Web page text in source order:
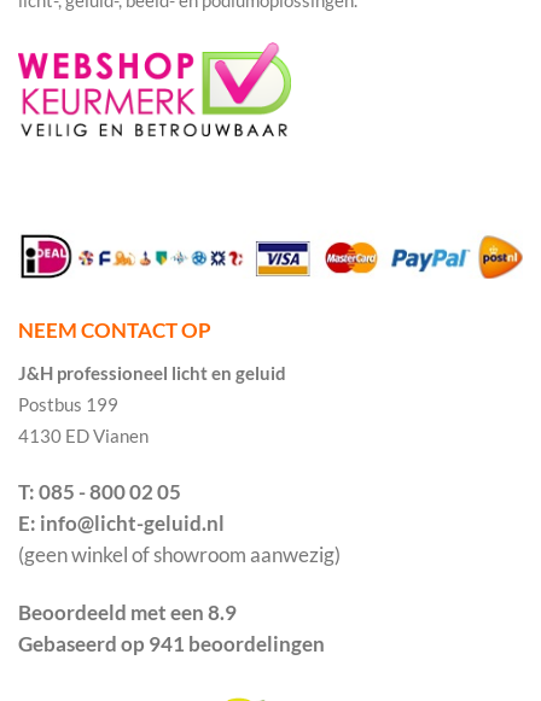
NEEM CONTACT OP
J&H professioneel licht en geluid
Postbus 199
4130 ED Vianen
T: 085 - 800 02 05
E: info@licht-geluid.nl
(geen winkel of showroom aanwezig)
Beoordeeld met een 8.9
Gebaseerd op 941 beoordelingen